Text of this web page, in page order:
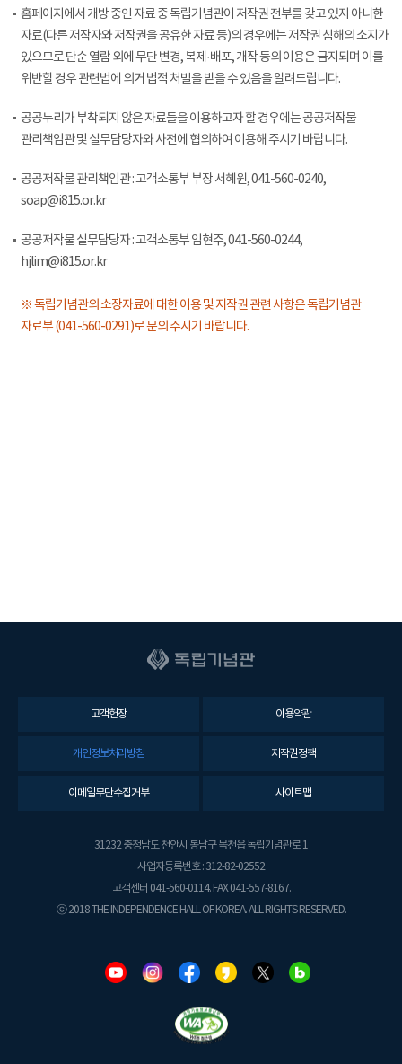
홈페이지에서 개방 중인 자료 중 독립기념관이 저작권 전부를 갖고 있지 아니한
자료(다른 저작자와 저작권을 공유한 자료 등)의 경우에는 저작권 침해의 소지가
있으므로 단순 열람 외에 무단 변경, 복제·배포, 개작 등의 이용은 금지되며 이를
위반할 경우 관련법에 의거 법적 처벌을 받을 수 있음을 알려드립니다.
공공누리가 부착되지 않은 자료들을 이용하고자 할 경우에는 공공저작물
관리책임관 및 실무담당자와 사전에 협의하여 이용해 주시기 바랍니다.
공공저작물 관리책임관 : 고객소통부 부장 서혜원, 041-560-0240,
soap@i815.or.kr
공공저작물 실무담당자 : 고객소통부 임현주, 041-560-0244,
hjlim@i815.or.kr
※ 독립기념관의 소장자료에 대한 이용 및 저작권 관련 사항은 독립기념관
자료부 (041-560-0291)로 문의 주시기 바랍니다.
고객헌장 이용약관
개인정보처리방침 저작권정책
이메일무단수집거부 사이트맵
31232 충청남도 천안시 동남구 목천읍 독립기념관로 1
사업자등록번호 : 312-82-02552
고객센터 041-560-0114. FAX 041-557-8167.
ⓒ 2018 THE INDEPENDENCE HALL OF KOREA. ALL RIGHTS RESERVED.